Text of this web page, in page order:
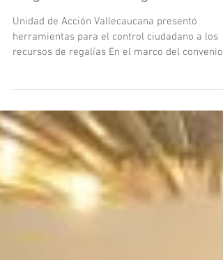
Seguimiento a regalías
Unidad de Acción Vallecaucana presentó
herramientas para el control ciudadano a los
recursos de regalías En el marco del convenio...